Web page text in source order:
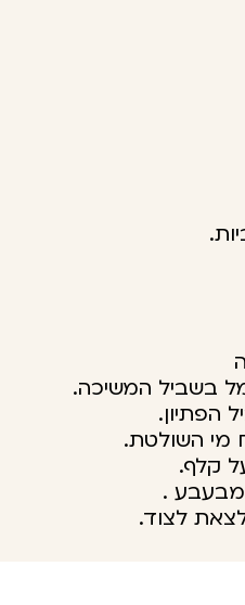
בשביל המשיכה.
הפתיון.
מי השולטת.
קלף.
.
לצוד.